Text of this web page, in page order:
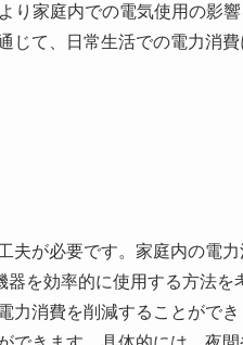
り家庭内での電気使用の影
じて、日常生活での電力消費
夫が必要です。家庭内の電
を効率的に使用する方法
力消費を削減することがで